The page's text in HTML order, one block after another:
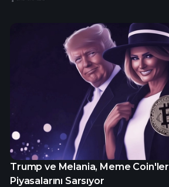
Trump ve Melania, Meme
Piyasalarını Sarsıyor